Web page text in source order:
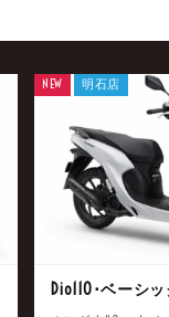
Dio110･ベーシッ
NEW 明石店